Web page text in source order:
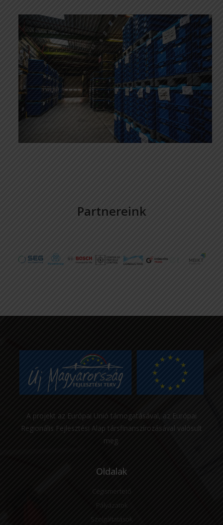
Partnereink
A projekt az Európai Unió támogatásával, az Európai
Regionális Fejlesztési Alap társfinanszírozásával valósult
meg.
Oldalak
Cégismertető
Pályázatok
Szolgáltatások